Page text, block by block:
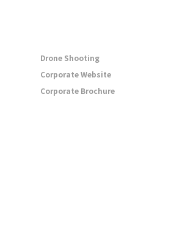
Drone Shooting
Corporate Website
Corporate Brochure